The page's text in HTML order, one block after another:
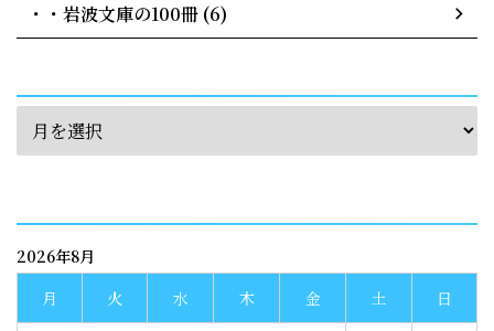
・・岩波文庫の100冊 (6)
2026年8月
月
火 水 木 金 土 日